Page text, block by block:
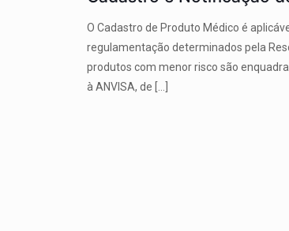
O Cadastro de Produto Médico é
regulamentação determinados pela
produtos com menor risco são
à ANVISA, de